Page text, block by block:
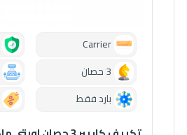
بارد فقط